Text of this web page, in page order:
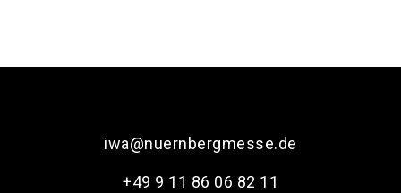
iwa@nuernbergmesse.de
+49 9 11 86 06 82 11